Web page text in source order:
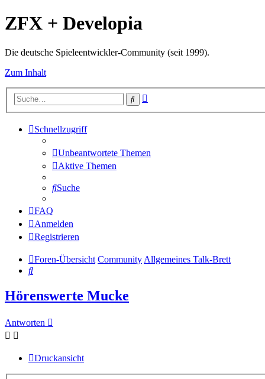
ZFX + Developia
Die deutsche Spieleentwickler-Community (seit 1999).
Zum Inhalt
Suche
Schnellzugriff
Unbeantwortete Themen
Aktive Themen
Suche
FAQ
Anmelden
Registrieren
Foren-Übersicht CommunityAllgemeines Talk-Brett
Suche
Hörenswerte Mucke
Antworten
Druckansicht